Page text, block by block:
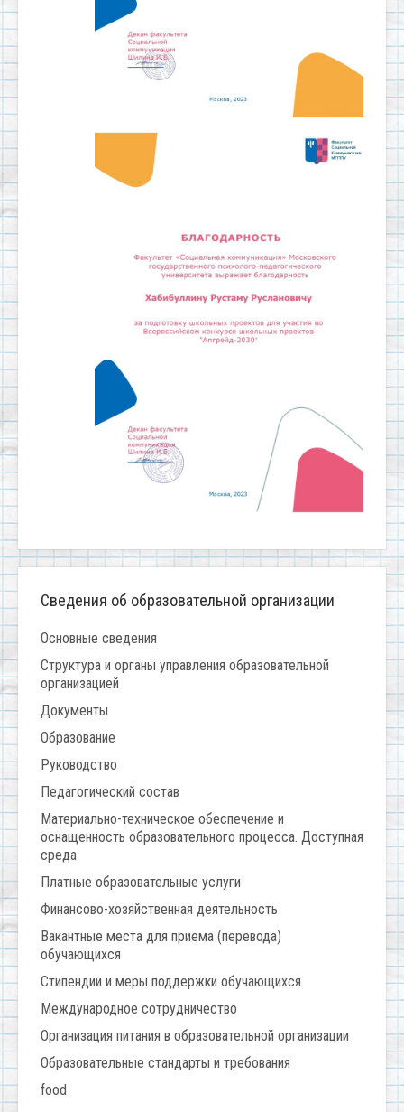
Сведения об образовательной организации
Основные сведения
Структура и органы управления образовательной
организацией
Документы
Образование
Руководство
Педагогический состав
Материально-техническое обеспечение и
оснащенность образовательного процесса. Доступная
среда
Платные образовательные услуги
Финансово-хозяйственная деятельность
Вакантные места для приема (перевода)
обучающихся
Стипендии и меры поддержки обучающихся
Международное сотрудничество
Организация питания в образовательной организации
Образовательные стандарты и требования
food